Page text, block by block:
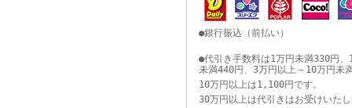
●銀行振込（前払い）
●代引き手数料は1万円未満330円
未満440円、3万円以上～10万円未
10万円以上は1,100円です。
30万円以上は代引きはお受けいた